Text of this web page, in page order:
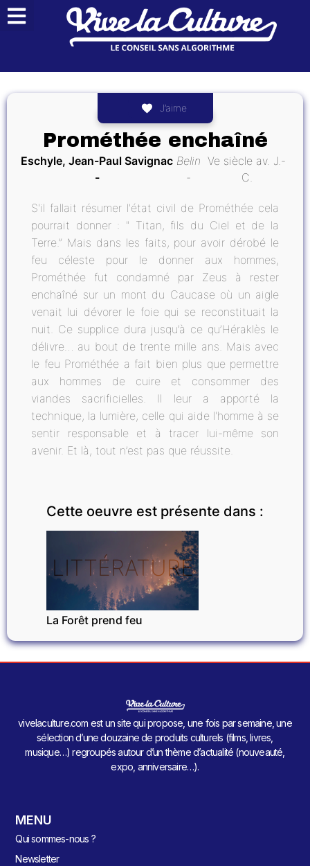
J’aime
Prométhée enchaîné
Eschyle, Jean-Paul Savignac Belin Ve siècle av. J.-
C.
S'il fallait résumer l'état civil de Prométhée cela
pourrait donner : " Titan, fils du Ciel et de la
Terre.” Mais dans les faits, pour avoir dérobé le
feu céleste pour le donner aux hommes,
Prométhée fut condamné par Zeus à rester
enchaîné sur un mont du Caucase où un aigle
venait lui dévorer le foie qui se reconstituait la
nuit. Ce supplice dura jusqu’à ce qu’Héraklès le
délivre… au bout de trente mille ans. Mais avec
le feu Prométhée a fait bien plus que permettre
aux hommes de cuire et consommer des
viandes sacrificielles. Il leur a apporté la
technique, la lumière, celle qui aide l'homme à se
sentir responsable et à tracer lui-même son
avenir. Et là, tout n’est pas que réussite.
Cette oeuvre est présente dans :
LITTÉRATURE
La Forêt prend feu
vivelaculture.com est un site qui propose, une fois par semaine, une
sélection d’une douzaine de produits culturels (films, livres,
musique…) regroupés autour d’un thème d’actualité (nouveauté,
expo, anniversaire…).
MENU
Qui sommes-nous ?
Newsletter